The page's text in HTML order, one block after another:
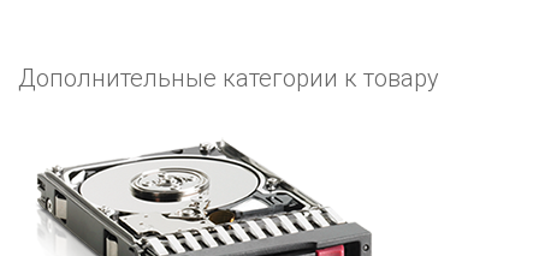
Дополнительные категории к товару